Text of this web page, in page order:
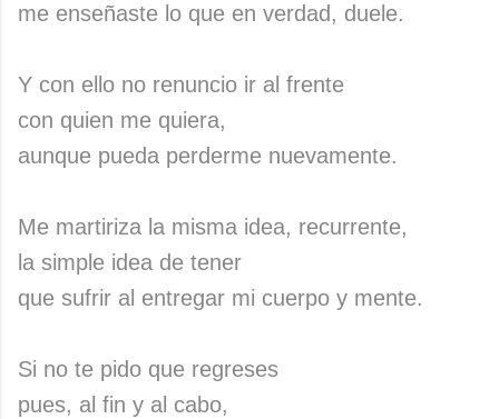
me enseñaste lo que en verdad, duele.
Y con ello no renuncio ir al frente
con quien me quiera,
aunque pueda perderme nuevamente.
Me martiriza la misma idea, recurrente,
la simple idea de tener
que sufrir al entregar mi cuerpo y mente.
Si no te pido que regreses
pues, al fin y al cabo,